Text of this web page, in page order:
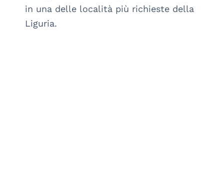
in una delle località più richieste della
Liguria.